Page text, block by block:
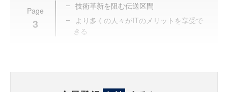
Page
3
技術革新を阻む伝送区間
より多くの人々がITのメリットを享受で
きる